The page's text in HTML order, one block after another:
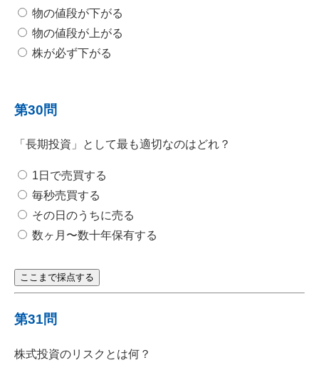
物の値段が下がる
物の値段が上がる
株が必ず下がる
第30問
「長期投資」として最も適切なのはどれ？
1日で売買する
毎秒売買する
その日のうちに売る
数ヶ月〜数十年保有する
ここまで採点する
第31問
株式投資のリスクとは何？